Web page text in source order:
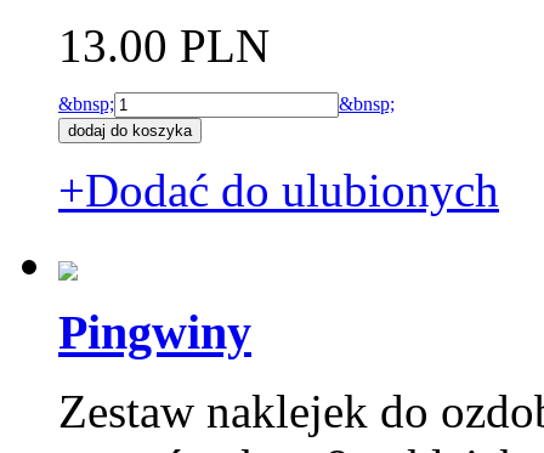
13.00 PLN
&bnsp; &bnsp;
+Dodać do ulubionych
Pingwiny
Zestaw naklejek do